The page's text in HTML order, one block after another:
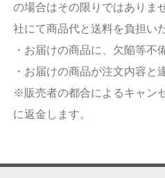
の場合はその限りではありま
社にて商品代と送料を負担い
・お届けの商品に、欠陥等不
・お届けの商品が注文内容と
※販売者の都合によるキャン
に返金します。